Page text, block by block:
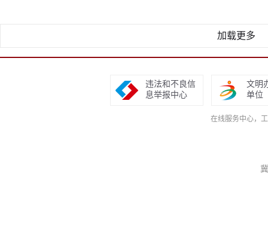
加载更多
违法和不良信
息举报中心
文明
单位
在线服务中心，